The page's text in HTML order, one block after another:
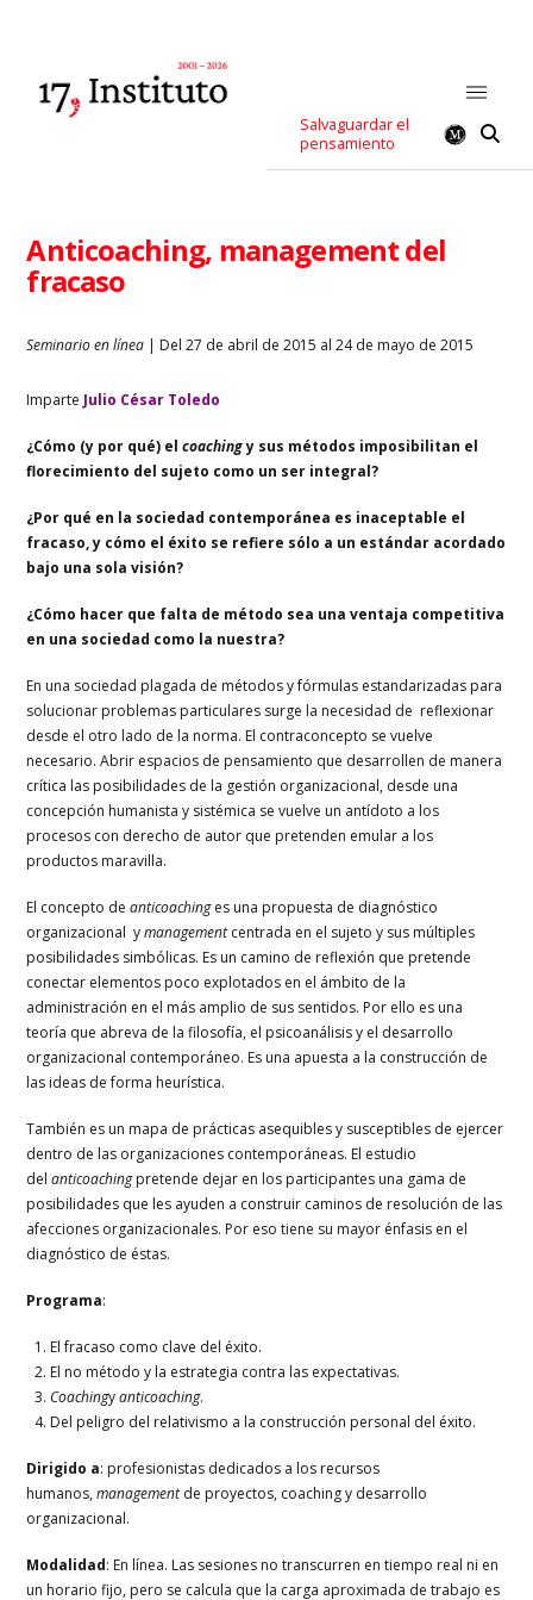
Salvaguardar el
pensamiento
Anticoaching, management del
fracaso
Seminario en línea | Del 27 de abril de 2015 al 24 de mayo de 2015
Imparte Julio César Toledo
¿Cómo (y por qué) elcoachingy sus métodos imposibilitan el
florecimiento del sujeto como un ser integral?
¿Por qué en la sociedad contemporánea es inaceptable el
fracaso, y cómo el éxito se refiere sólo a un estándar acordado
bajo una sola visión?
¿Cómo hacer que falta de método sea una ventaja competitiva
en una sociedad como la nuestra?
En una sociedad plagada de métodos y fórmulas estandarizadas para
solucionar problemas particulares surge la necesidad de reflexionar
desde el otro lado de la norma. El contraconcepto se vuelve
necesario. Abrir espacios de pensamiento que desarrollen de manera
crítica las posibilidades de la gestión organizacional, desde una
concepción humanista y sistémica se vuelve un antídoto a los
procesos con derecho de autor que pretenden emular a los
productos maravilla.
El concepto deanticoachinges una propuesta de diagnóstico
organizacional ymanagementcentrada en el sujeto y sus múltiples
posibilidades simbólicas. Es un camino de reflexión que pretende
conectar elementos poco explotados en el ámbito de la
administración en el más amplio de sus sentidos. Por ello es una
teoría que abreva de la filosofía, el psicoanálisis y el desarrollo
organizacional contemporáneo. Es una apuesta a la construcción de
las ideas de forma heurística.
También es un mapa de prácticas asequibles y susceptibles de ejercer
dentro de las organizaciones contemporáneas. El estudio
delanticoachingpretende dejar en los participantes una gama de
posibilidades que les ayuden a construir caminos de resolución de las
afecciones organizacionales. Por eso tiene su mayor énfasis en el
diagnóstico de éstas.
Programa:
El fracaso como clave del éxito.
El no método y la estrategia contra las expectativas.
Coachingyanticoaching.
Del peligro del relativismo a la construcción personal del éxito.
Dirigido a: profesionistas dedicados a los recursos
humanos,managementde proyectos, coaching y desarrollo
organizacional.
Modalidad: En línea. Las sesiones no transcurren en tiempo real ni en
un horario fijo, pero se calcula que la carga aproximada de trabajo es